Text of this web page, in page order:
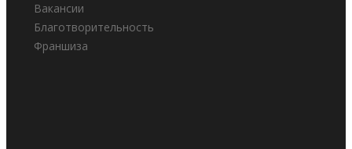
Вакансии
Благотворительность
Франшиза